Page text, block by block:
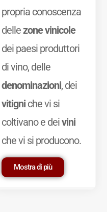
propria conoscenza
dellezone vinicole
dei paesi produttori
di vino, delle
denominazioni, dei
vitigniche vi si
coltivano e deivini
che vi si producono.
Mostra di più